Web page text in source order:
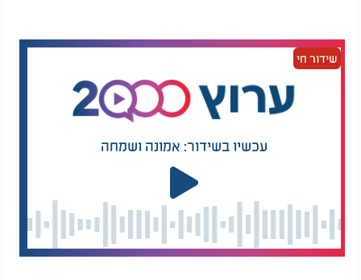
שידור חי
עכשיו בשידור: אמונה ושמחה